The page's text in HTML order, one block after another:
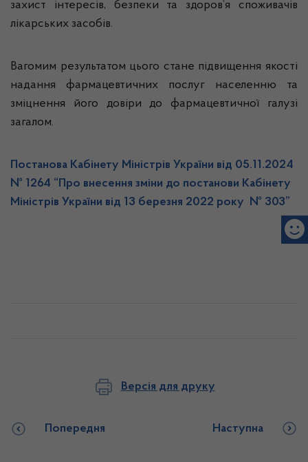
захист інтересів, безпеки та здоров’я споживачів
лікарських засобів.
Вагомим результатом цього стане підвищення якості
надання фармацевтичних послуг населенню та
зміцнення його довіри до фармацевтичної галузі
загалом.
Постанова Кабінету Міністрів України від 05.11.2024
№ 1264 “Про внесення зміни до постанови Кабінету
Міністрів України від 13 березня 2022 року № 303”
Версія для друку
Попередня Наступна